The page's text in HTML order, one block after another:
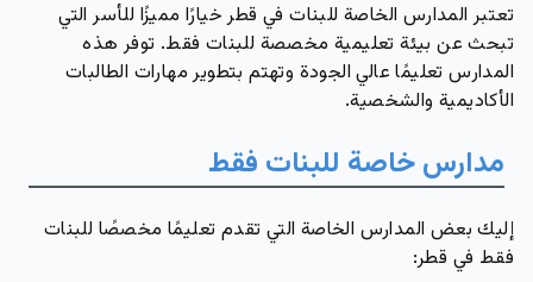
تعتبر المدارس الخاصة للبنات في قطر خيارًا مميزًا للأسر التي
تبحث عن بيئة تعليمية مخصصة للبنات فقط. توفر هذه
المدارس تعليمًا عالي الجودة وتهتم بتطوير مهارات الطالبات
الأكاديمية والشخصية.
مدارس خاصة للبنات فقط
إليك بعض المدارس الخاصة التي تقدم تعليمًا مخصصًا للبنات
فقط في قطر: